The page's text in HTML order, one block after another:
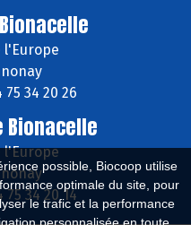
possible, Biocoop utilise
optimale du site, pour
le trafic et la performance
l'Europe
75 34 20 26
Bionacelle
l'Europe
34 20 14